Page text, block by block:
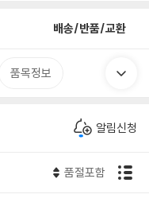
배송/반품/교환
품목정보
알림신청
품절포함